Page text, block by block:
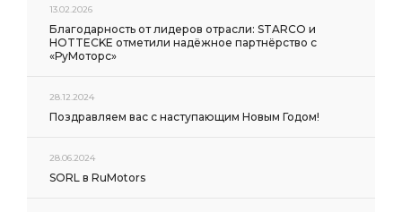
13.02.2026
Благодарность от лидеров отрасли: STARCO и
HOTTECKE отметили надёжное партнёрство с
«РуМоторс»
28.12.2024
Поздравляем вас с наступающим Новым Годом!
28.06.2024
SORL в RuMotors